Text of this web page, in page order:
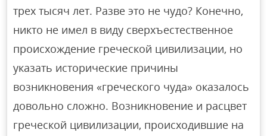
трех тысяч лет. Разве это не чудо? Конечно,
никто не имел в виду сверхъестественное
происхождение греческой цивилизации, но
указать исторические причины
возникновения «греческого чуда» оказалось
довольно сложно. Возникновение и расцвет
греческой цивилизации, происходившие на